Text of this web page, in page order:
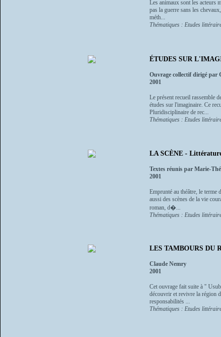
Les animaux sont les acteurs
pas la guerre sans les
méth...
Thématiques : Etudes
ÉTUDES SUR
Ouvrage collectif dirigé par
2001
Le présent recueil rassemble
études sur l'imaginaire. Ce
Pluridisciplinaire de rec...
Thématiques : Etudes
LA SCÈNE -
Textes réunis par Marie-
2001
Emprunté au théâtre, le terme
aussi des scènes de la vie
roman, d�...
Thématiques : Etudes
LES TAMBOURS DU
Claude Nemry
2001
Cet ouvrage fait suite à "
découvrir et revivre la région
responsabilités ...
Thématiques : Etudes